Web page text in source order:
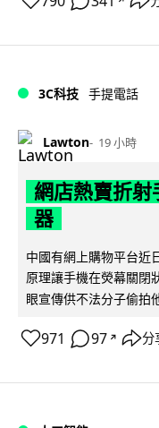
3C科技 手提電話
Lawton 19 小時
網店熱賣折射
器
中國有網上購物平台近
原理讓手機在熒幕關閉
眼宣傳供不法分子偷拍
971 97 ↗ 分